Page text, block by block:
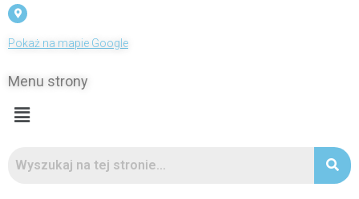
Pokaż na mapie Google
Menu strony